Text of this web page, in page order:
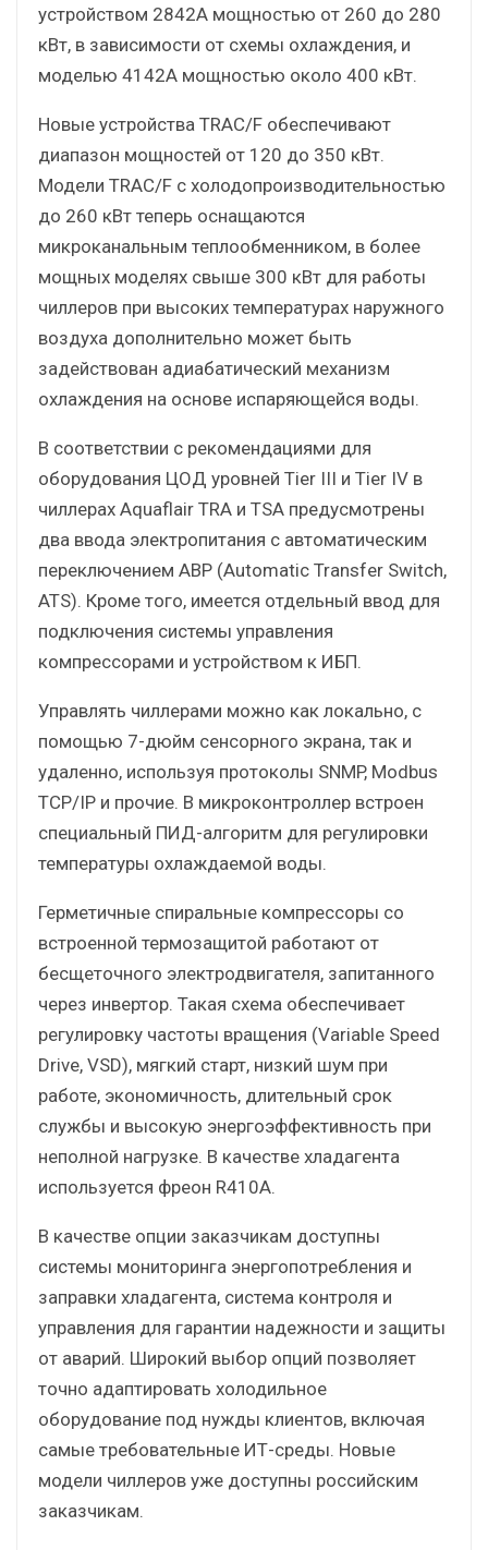
устройством 2842A мощностью от 260 до 280
кВт, в зависимости от схемы охлаждения, и
моделью 4142A мощностью около 400 кВт.
Новые устройства TRAC/F обеспечивают
диапазон мощностей от 120 до 350 кВт.
Модели TRAC/F с холодопроизводительностью
до 260 кВт теперь оснащаются
микроканальным теплообменником, в более
мощных моделях свыше 300 кВт для работы
чиллеров при высоких температурах наружного
воздуха дополнительно может быть
задействован адиабатический механизм
охлаждения на основе испаряющейся воды.
В соответствии с рекомендациями для
оборудования ЦОД уровней Tier III и Tier IV в
чиллерах Aquaflair TRA и TSA предусмотрены
два ввода электропитания с автоматическим
переключением АВР (Automatic Transfer Switch,
ATS). Кроме того, имеется отдельный ввод для
подключения системы управления
компрессорами и устройством к ИБП.
Управлять чиллерами можно как локально, с
помощью 7-дюйм сенсорного экрана, так и
удаленно, используя протоколы SNMP, Modbus
TCP/IP и прочие. В микроконтроллер встроен
специальный ПИД-алгоритм для регулировки
температуры охлаждаемой воды.
Герметичные спиральные компрессоры со
встроенной термозащитой работают от
бесщеточного электродвигателя, запитанного
через инвертор. Такая схема обеспечивает
регулировку частоты вращения (Variable Speed
Drive, VSD), мягкий старт, низкий шум при
работе, экономичность, длительный срок
службы и высокую энергоэффективность при
неполной нагрузке. В качестве хладагента
используется фреон R410A.
В качестве опции заказчикам доступны
системы мониторинга энергопотребления и
заправки хладагента, система контроля и
управления для гарантии надежности и защиты
от аварий. Широкий выбор опций позволяет
точно адаптировать холодильное
оборудование под нужды клиентов, включая
самые требовательные ИТ-среды. Новые
модели чиллеров уже доступны российским
заказчикам.